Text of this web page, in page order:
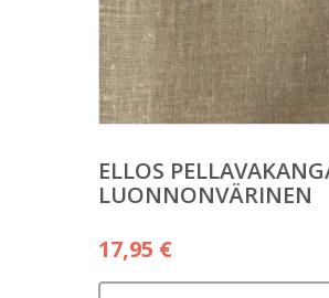
ELLOS
LUONNONVÄRINEN
17,95 €